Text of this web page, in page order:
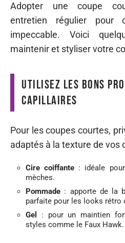
Adopter une coupe
entretien régulier pour
impeccable. Voici
maintenir et styliser votre
Utilisez les bons
capillaires
Pour les coupes courtes,
adaptés à la texture de vos
Cire coiffante : idéale
mèches.
Pommade : apporte de la
parfaite pour les looks rétro
Gel
: pour un maintien
styles comme le Faux Hawk.